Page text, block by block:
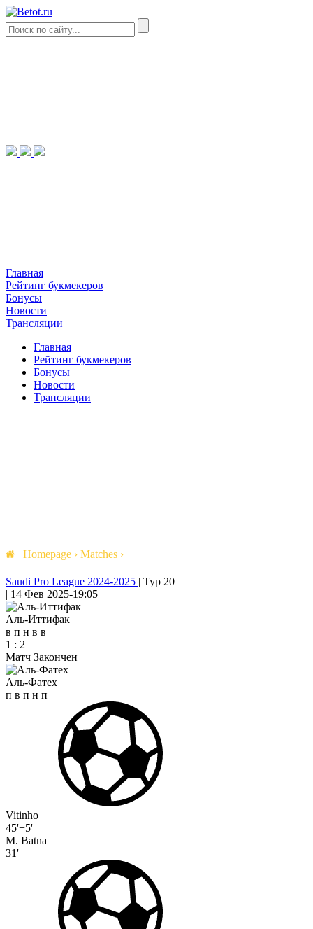
Главная
Рейтинг букмекеров
Бонусы
Новости
Трансляции
Главная
Рейтинг букмекеров
Бонусы
Новости
Трансляции
Homepage › Matches ›
Saudi Pro League 2024-2025 | Тур 20
| 14 Фев 2025-19:05
Аль-Иттифак
в п н в в
1 : 2
Матч Закончен
Аль-Фатех
п в п н п
Vitinho
45'+5'
M. Batna
31'